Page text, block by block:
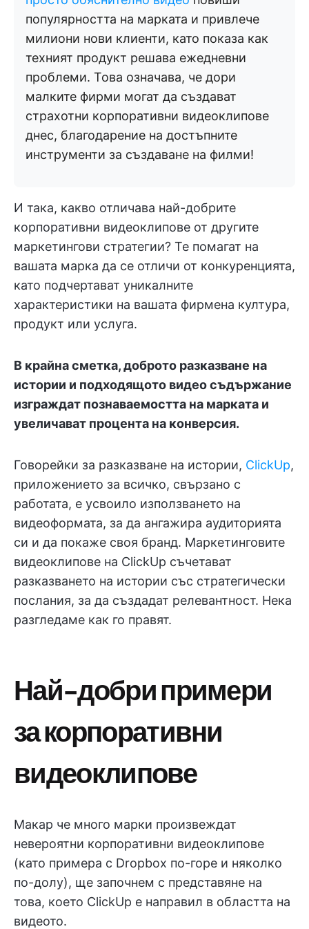
популярността на марката и привлече
милиони нови клиенти, като показа как
техният продукт решава ежедневни
проблеми. Това означава, че дори
малките фирми могат да създават
страхотни корпоративни видеоклипове
днес, благодарение на достъпните
инструменти за създаване на филми!
И така, какво отличава най-добрите
корпоративни видеоклипове от другите
маркетингови стратегии? Те помагат на
вашата марка да се отличи от конкуренцията,
като подчертават уникалните
характеристики на вашата фирмена култура,
продукт или услуга.
В крайна сметка, доброто разказване на
истории и подходящото видео съдържание
изграждат познаваемостта на марката и
увеличават процента на конверсия.
Говорейки за разказване на истории, ClickUp,
приложението за всичко, свързано с
работата, е усвоило използването на
видеоформата, за да ангажира аудиторията
си и да покаже своя бранд. Маркетинговите
видеоклипове на ClickUp съчетават
разказването на истории със стратегически
послания, за да създадат релевантност. Нека
разгледаме как го правят.
Най-добри примери
за корпоративни
видеоклипове
Макар че много марки произвеждат
невероятни корпоративни видеоклипове
(като примера с Dropbox по-горе и няколко
по-долу), ще започнем с представяне на
това, което ClickUp е направил в областта на
видеото.